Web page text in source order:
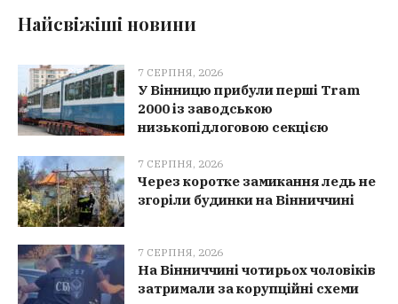
Найсвіжіші новини
7 СЕРПНЯ, 2026
У Вінницю прибули перші Tram
2000 із заводською
низькопідлоговою секцією
7 СЕРПНЯ, 2026
Через коротке замикання ледь не
згоріли будинки на Вінниччині
7 СЕРПНЯ, 2026
На Вінниччині чотирьох чоловіків
затримали за корупційні схеми